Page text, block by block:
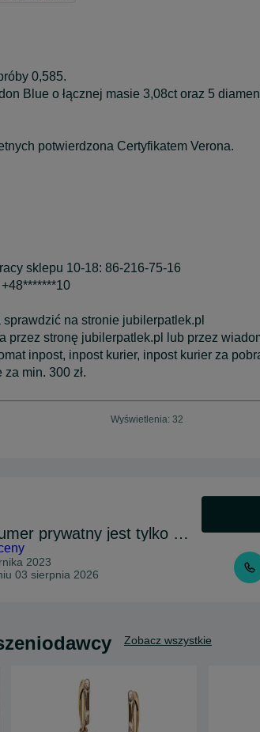
0,585.
Blue o łącznej masie 3,08ct oraz 5
potwierdzona Certyfikatem Verona.
sklepu 10-18: 86-216-75-16
na stronie jubilerpatlek.pl
przez stronę jubilerpatlek.pl lub przez
inpost, inpost kurier, inpost kurier za
min. 300 zł.
Wyświetlenia: 32
jubilerpatlek numer prywatny jest tylko do sms
2023
03 sierpnia 2026
Zobacz wszystkie